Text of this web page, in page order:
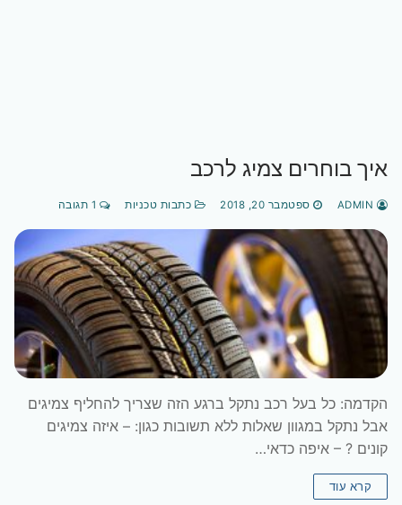
איך בוחרים צמיג לרכב
ספטמבר 20, 2018 כתבות טכניות
הקדמה: כל בעל רכב נתקל ברגע הזה שצריך להחליף צמיגים
אבל נתקל במגוון שאלות ללא תשובות כגון: – איזה צמיגים
קונים ? – איפה כדאי…
קרא עוד